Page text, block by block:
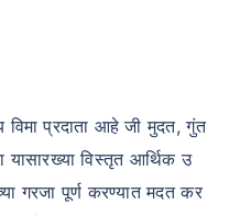
प्रदाता आहे जी मुदत, गुंत
विस्तृत आर्थिक उ
गरजा पूर्ण करण्यात मदत कर